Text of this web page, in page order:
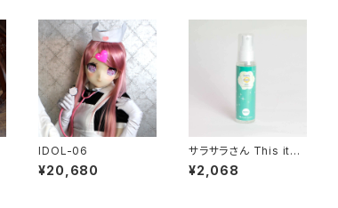
IDOL-06
¥20,680
サラサラさん This ite
m can not ship over
seas
¥2,068